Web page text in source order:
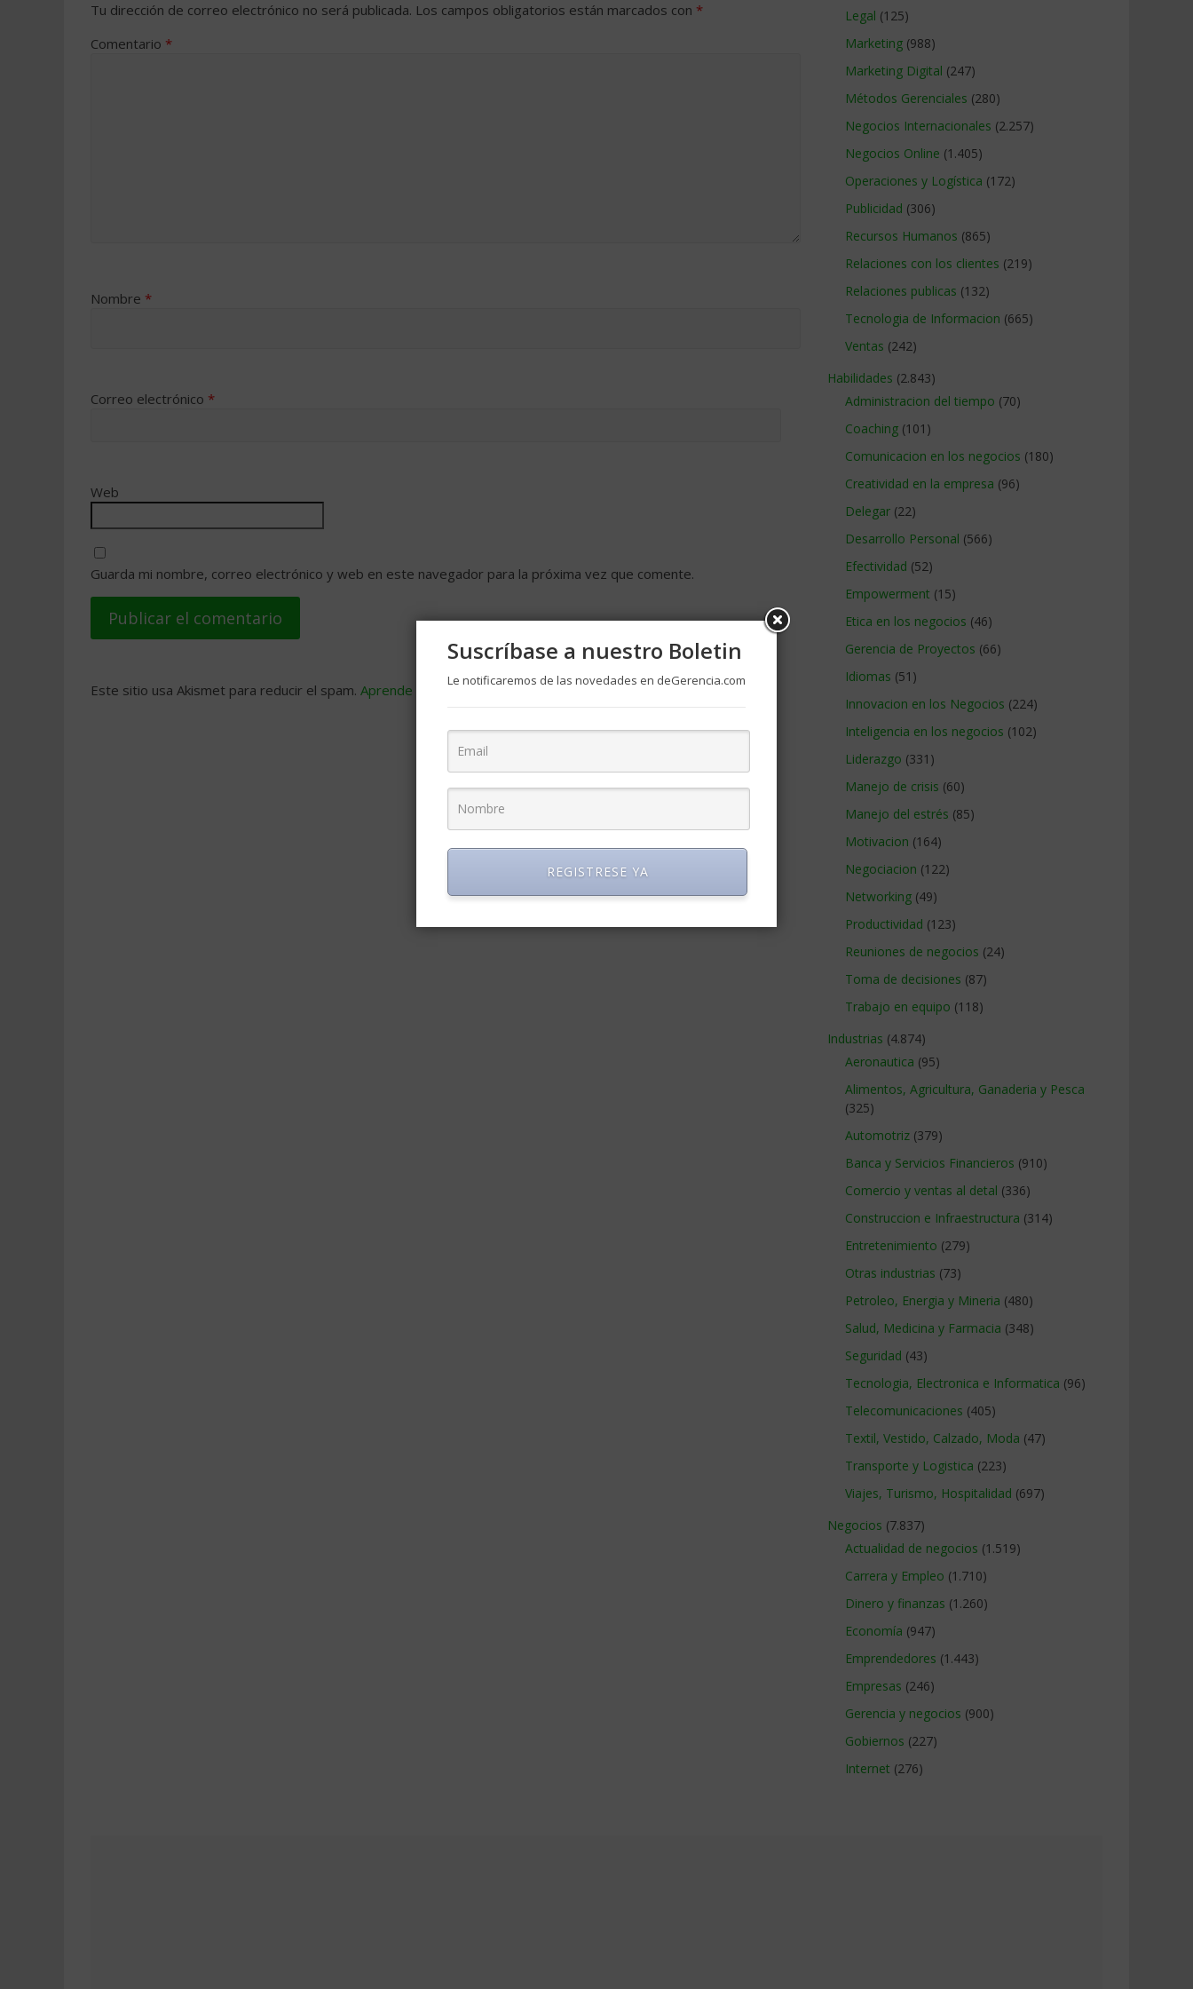
Tu dirección de correo electrónico no será publicada. Los campos obligatorios están marcados con *
Comentario *
Nombre *
Correo electrónico *
Web
Guarda mi nombre, correo electrónico y web en este navegador para la próxima vez que comente.
Este sitio usa Akismet para reducir el spam. Aprende cómo se procesan los datos de tus comentarios.
Legal (125)
Marketing (988)
Marketing Digital (247)
Métodos Gerenciales (280)
Negocios Internacionales (2.257)
Negocios Online (1.405)
Operaciones y Logística (172)
Publicidad (306)
Recursos Humanos (865)
Relaciones con los clientes (219)
Relaciones publicas (132)
Tecnologia de Informacion (665)
Ventas (242)
Habilidades (2.843)
Administracion del tiempo (70)
Coaching (101)
Comunicacion en los negocios (180)
Creatividad en la empresa (96)
Delegar (22)
Desarrollo Personal (566)
Efectividad (52)
Empowerment (15)
Etica en los negocios (46)
Gerencia de Proyectos (66)
Idiomas (51)
Innovacion en los Negocios (224)
Inteligencia en los negocios (102)
Liderazgo (331)
Manejo de crisis (60)
Manejo del estrés (85)
Motivacion (164)
Negociacion (122)
Networking (49)
Productividad (123)
Reuniones de negocios (24)
Toma de decisiones (87)
Trabajo en equipo (118)
Industrias (4.874)
Aeronautica (95)
Alimentos, Agricultura, Ganaderia y Pesca
(325)
Automotriz (379)
Banca y Servicios Financieros (910)
Comercio y ventas al detal (336)
Construccion e Infraestructura (314)
Entretenimiento (279)
Otras industrias (73)
Petroleo, Energia y Mineria (480)
Salud, Medicina y Farmacia (348)
Seguridad (43)
Tecnologia, Electronica e Informatica (96)
Telecomunicaciones (405)
Textil, Vestido, Calzado, Moda (47)
Transporte y Logistica (223)
Viajes, Turismo, Hospitalidad (697)
Negocios (7.837)
Actualidad de negocios (1.519)
Carrera y Empleo (1.710)
Dinero y finanzas (1.260)
Economía (947)
Emprendedores (1.443)
Empresas (246)
Gerencia y negocios (900)
Gobiernos (227)
Internet (276)
Suscríbase a nuestro Boletin
Le notificaremos de las novedades en deGerencia.com
REGISTRESE YA